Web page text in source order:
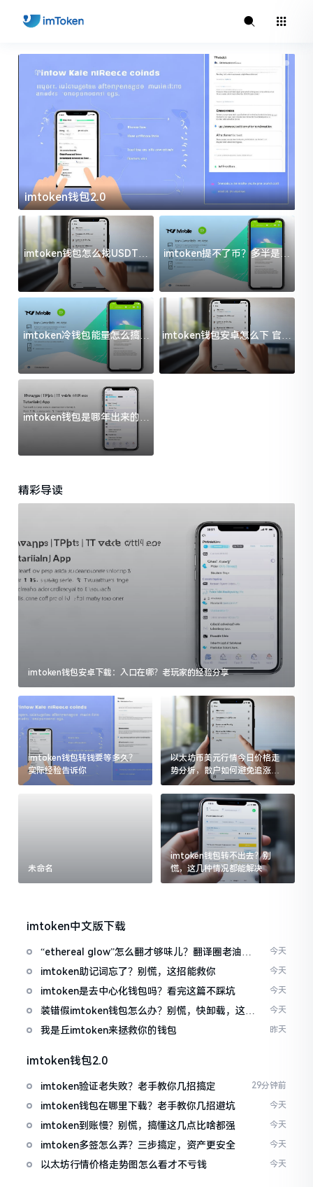
imtoken钱包2.0
imtoken钱包怎么找USDT地
址？三步搞定不踩坑
imtoken提不了币？多半是这
几件事没处理好
imtoken冷钱包能量怎么搞？
过来人告诉你门道
imtoken钱包安卓怎么下 官方
渠道避坑指南
imtoken钱包是哪年出来的？
一文给你说清楚
精彩导读
imtoken钱包安卓下载：入口在哪？老玩家的经验分享
imtoken钱包转钱要等多久？
实际经验告诉你
以太坊币美元行情今日价格走
势分析，散户如何避免追涨杀
跌被套牢
未命名
imtoken钱包转不出去？别
慌，这几种情况都能解决
imtoken中文版下载
“ethereal glow”怎么翻才够味儿？翻译圈老油条
的私房话
今天
imtoken助记词忘了？别慌，这招能救你 今天
imtoken是去中心化钱包吗？看完这篇不踩坑 今天
装错假imtoken钱包怎么办？别慌，快卸载，这几
招能救急
今天
我是丘imtoken来拯救你的钱包 昨天
imtoken钱包2.0
imtoken验证老失败？老手教你几招搞定 29分钟前
imtoken钱包在哪里下载？老手教你几招避坑 今天
imtoken到账慢？别慌，搞懂这几点比啥都强 今天
imtoken多签怎么弄？三步搞定，资产更安全 今天
以太坊行情价格走势图怎么看才不亏钱 今天